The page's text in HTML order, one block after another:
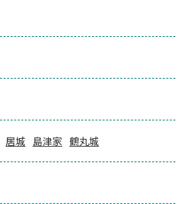
居城 島津家 鶴丸城